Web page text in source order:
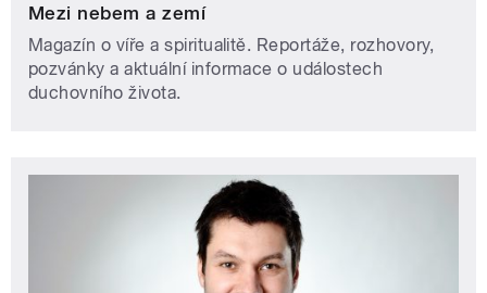
Mezi nebem a zemí
Magazín o víře a spiritualitě. Reportáže, rozhovory,
pozvánky a aktuální informace o událostech
duchovního života.